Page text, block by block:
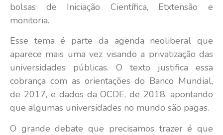
bolsas de Iniciação Científica, Etxtensão e
monitoria.
Esse tema é parte da agenda neoliberal que
aparece mais uma vez visando a privatização das
universidades públicas. O texto justifica essa
cobrança com as orientações do Banco Mundial,
de 2017, e dados da OCDE, de 2018, apontando
que algumas universidades no mundo são pagas.
O grande debate que precisamos trazer é que